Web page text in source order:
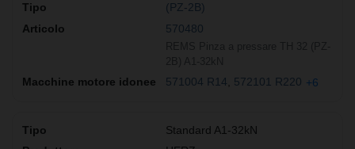
(PZ-2B)
570480
571004 R14 572101 R220 +6
Standard A1-32kN